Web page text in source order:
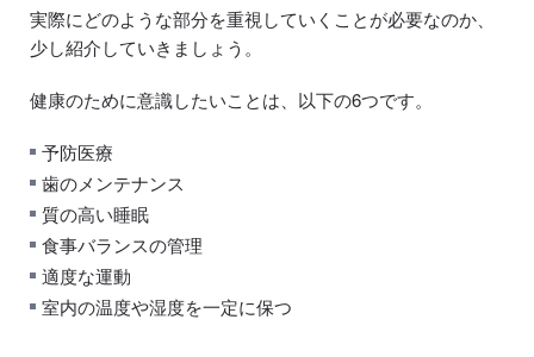
実際にどのような部分を重視していくことが必要なのか、
少し紹介していきましょう。
健康のために意識したいことは、以下の6つです。
予防医療
歯のメンテナンス
質の高い睡眠
食事バランスの管理
適度な運動
室内の温度や湿度を一定に保つ